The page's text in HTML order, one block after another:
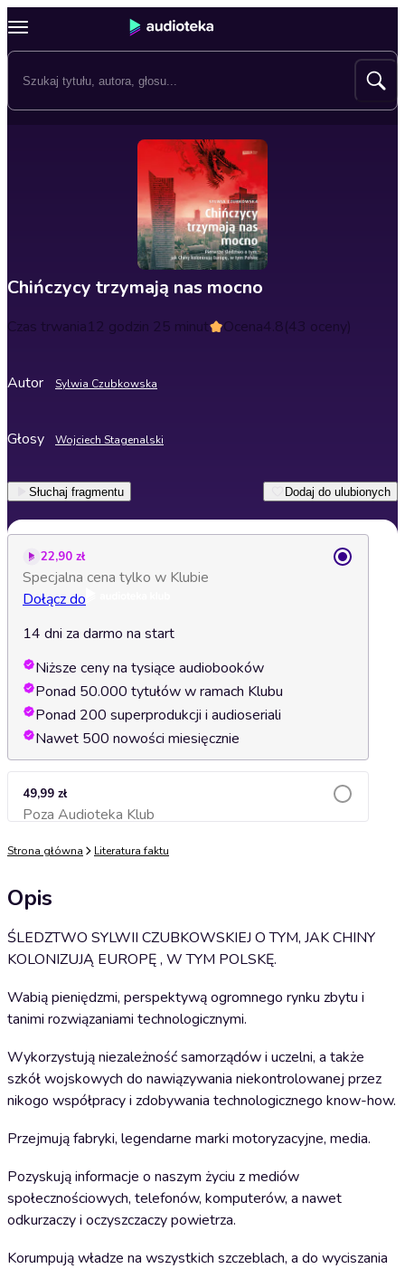
Chińczycy trzymają nas mocno
Czas trwania12 godzin 25 minut Ocena4.8(43 oceny)
Autor Sylwia Czubkowska
Głosy Wojciech Stagenalski
Słuchaj fragmentu Dodaj do ulubionych
22,90 zł
Specjalna cena tylko w Klubie
Dołącz do
14 dni za darmo na start
Niższe ceny na tysiące audiobooków
Ponad 50.000 tytułów w ramach Klubu
Ponad 200 superprodukcji i audioseriali
Nawet 500 nowości miesięcznie
49,99 zł
Poza Audioteka KlubDodaj do koszyka
Strona główna Literatura faktu
Opis
ŚLEDZTWO SYLWII CZUBKOWSKIEJ O TYM, JAK CHINY
KOLONIZUJĄ EUROPĘ , W TYM POLSKĘ.
Wabią pieniędzmi, perspektywą ogromnego rynku zbytu i
tanimi rozwiązaniami technologicznymi.
Wykorzystują niezależność samorządów i uczelni, a także
szkół wojskowych do nawiązywania niekontrolowanej przez
nikogo współpracy i zdobywania technologicznego know-how.
Przejmują fabryki, legendarne marki motoryzacyjne, media.
Pozyskują informacje o naszym życiu z mediów
społecznościowych, telefonów, komputerów, a nawet
odkurzaczy i oczyszczaczy powietrza.
Korumpują władze na wszystkich szczeblach, a do wyciszania